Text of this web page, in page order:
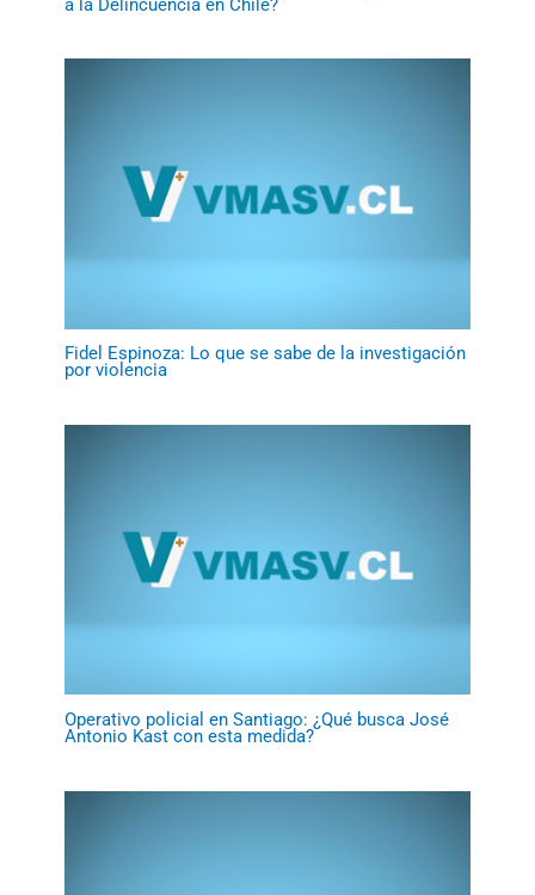
Fidel Espinoza: Lo que se sabe de la investigación
por violencia
Operativo policial en Santiago: ¿Qué busca José
Antonio Kast con esta medida?